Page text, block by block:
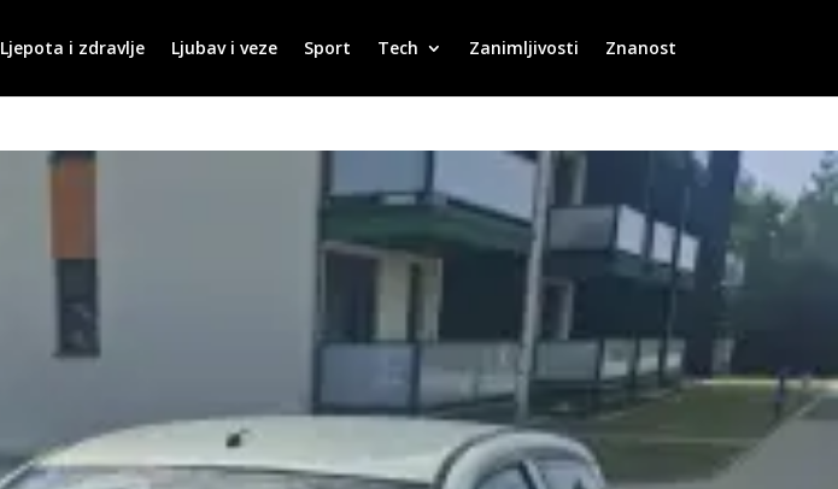
Ljepota i zdravlje Ljubav i veze Sport Tech Zanimljivosti Znanost